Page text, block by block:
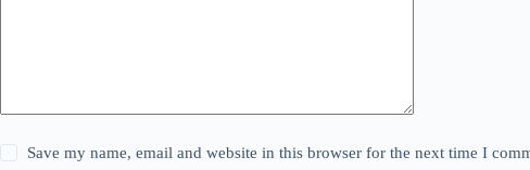
Save my name, email and website in this browser for the next time I